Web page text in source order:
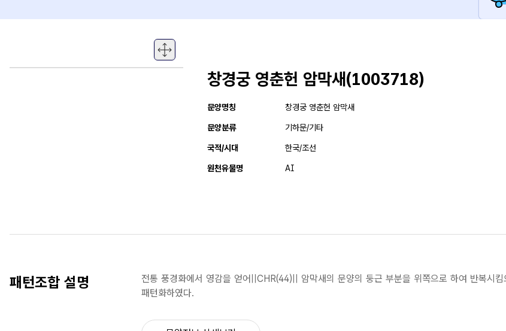
창경궁 영춘헌 암막새(1003718)
문양명칭 창경궁 영춘헌 암막새
문양분류 기하문/기타
국적/시대 한국/조선
원천유물명 AI
패턴조합 설명
전통 풍경화에서 영감을 얻어||CHR(44)|| 암막새의 문양의 둥근 부분을 위쪽으로 하여 반복시
패턴화하였다.